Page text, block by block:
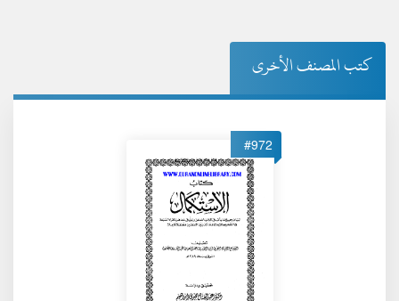
كتب المصنف الأخرى
#972